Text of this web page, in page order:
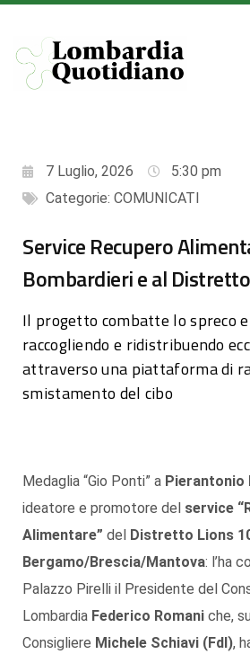
7 Luglio, 2026
5:30 pm
Categorie: COMUNICATI
Service Recupero
Bombardieri e al
Il progetto combatte lo spreco
raccogliendo e ridistribuendo
attraverso una piattaforma di
smistamento del cibo
Medaglia “Gio Ponti” a Pierantonio
ideatore e promotore del service
Alimentare” del Distretto Lions
Bergamo/Brescia/Mantova: l’ha
Palazzo Pirelli il Presidente del
Lombardia Federico Romani che,
Consigliere Michele Schiavi (FdI),